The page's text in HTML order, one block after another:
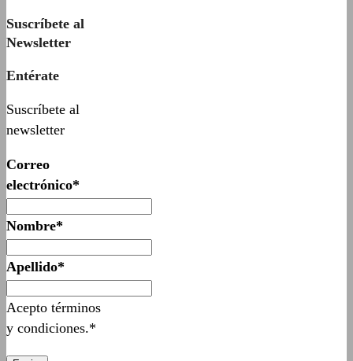
Suscríbete al
Newsletter
Entérate
Suscríbete al
newsletter
Correo
electrónico*
Nombre*
Apellido*
Acepto términos
y condiciones.*